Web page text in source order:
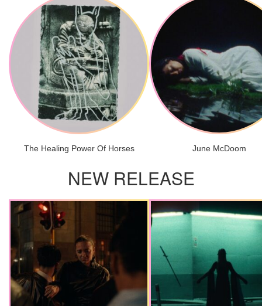
The Healing Power Of Horses June McDoom
NEW RELEASE